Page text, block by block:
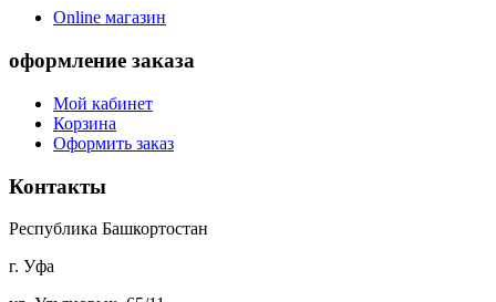
Online магазин
оформление заказа
Мой кабинет
Корзина
Оформить заказ
Контакты
Республика Башкортостан
г. Уфа